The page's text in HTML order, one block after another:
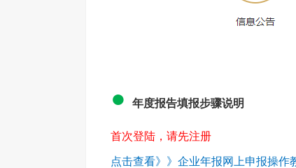
● 年度报告填报步骤说明
首次登陆，请先注册
点击查看》》企业年报网上申报操